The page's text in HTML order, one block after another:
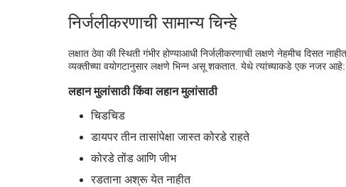
निर्जलीकरणाची सामान्य चिन्हे
लक्षात ठेवा की स्थिती गंभीर होण्याआधी निर्जलीकरणाची लक्षणे नेहमीच दिसत
व्यक्तीच्या वयोगटानुसार लक्षणे भिन्न असू शकतात. येथे त्यांच्याकडे एक नजर आहे:
लहान मुलांसाठी किंवा लहान मुलांसाठी
चिडचिड
डायपर तीन तासांपेक्षा जास्त कोरडे राहते
कोरडे तोंड आणि जीभ
रडताना अश्रू येत नाहीत